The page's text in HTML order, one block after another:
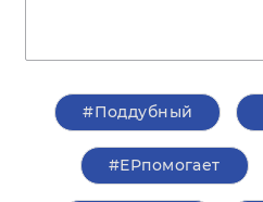
#Поддубный
#ЕРпомогает